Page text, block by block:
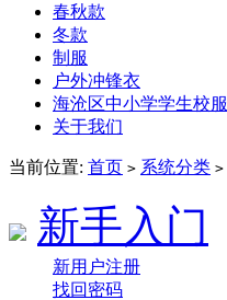
春秋款
冬款
制服
户外冲锋衣
海沧区中小学学生校服
关于我们
当前位置: 首页 > 系统分类 >
新手入门
新用户注册
找回密码